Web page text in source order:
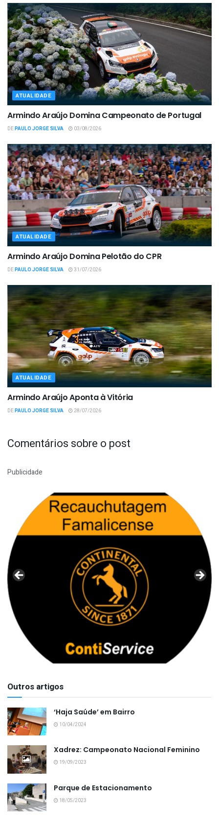
ATUALIDADE
Armindo Araújo Domina Campeonato de Portugal
DEPAULO JORGE SILVA 03/08/2026
ATUALIDADE
Armindo Araújo Domina Pelotão do CPR
DEPAULO JORGE SILVA 31/07/2026
ATUALIDADE
Armindo Araújo Aponta à Vitória
DEPAULO JORGE SILVA 28/07/2026
Comentários sobre o post
Publicidade
Outros artigos
‘Haja Saúde’ em Bairro
10/04/2024
Xadrez: Campeonato Nacional Feminino
19/09/2023
Parque de Estacionamento
18/05/2023